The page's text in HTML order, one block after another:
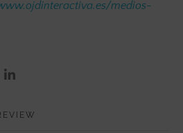
medios-